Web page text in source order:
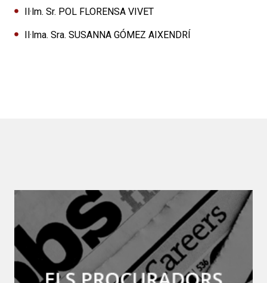
Il·lm. Sr. POL FLORENSA VIVET
Il·lma. Sra. SUSANNA GÓMEZ AIXENDRÍ